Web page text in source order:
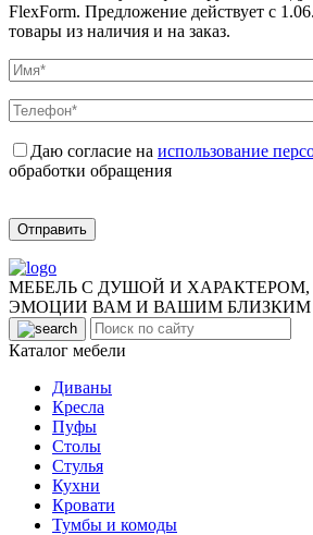
FlexForm. Предложение действует с
товары из наличия и на заказ.
Даю согласие на использование
обработки обращения
Отправить
МЕБЕЛЬ С ДУШОЙ И
ЭМОЦИИ ВАМ И ВАШИМ БЛИЗКИМ
Каталог мебели
Диваны
Кресла
Пуфы
Столы
Стулья
Кухни
Кровати
Тумбы и комоды